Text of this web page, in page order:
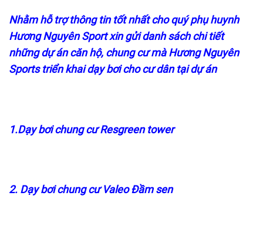
Nhằm hỗ trợ thông tin tốt nhất cho quý phụ huynh
Hương Nguyên Sport xin gửi danh sách chi tiết
những dự án căn hộ, chung cư mà Hương Nguyên
Sports triển khai dạy bơi cho cư dân tại dự án
1.Dạy bơi chung cư Resgreen tower
2. Dạy bơi chung cư Valeo Đầm sen